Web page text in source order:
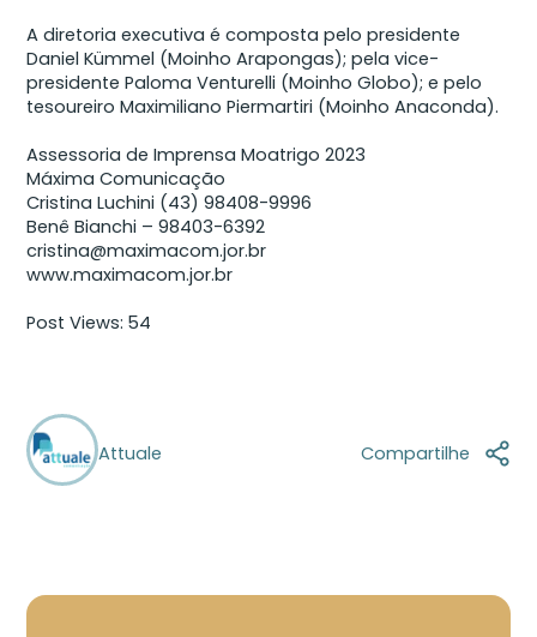
A diretoria executiva é composta pelo presidente
Daniel Kümmel (Moinho Arapongas); pela vice-
presidente Paloma Venturelli (Moinho Globo); e pelo
tesoureiro Maximiliano Piermartiri (Moinho Anaconda).
Assessoria de Imprensa Moatrigo 2023
Máxima Comunicação
Cristina Luchini (43) 98408-9996
Benê Bianchi – 98403-6392
cristina@maximacom.jor.br
www.maximacom.jor.br
Post Views: 54
Attuale Compartilhe